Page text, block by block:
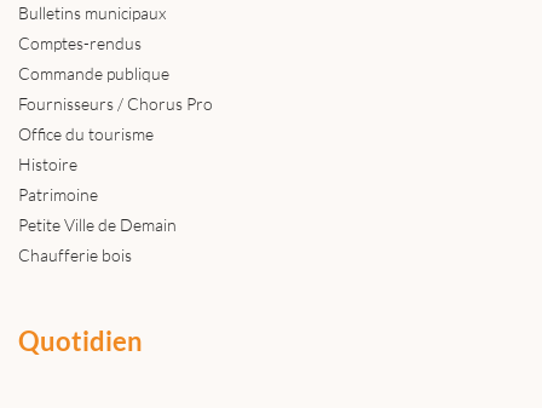
Bulletins municipaux
Comptes-rendus
Commande publique
Fournisseurs / Chorus Pro
Office du tourisme
Histoire
Patrimoine
Petite Ville de Demain
Chaufferie bois
Quotidien